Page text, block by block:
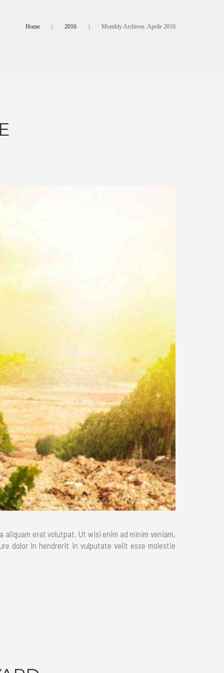
Home 2016 Monthly Archives: Aprile 2016
erat volutpat. Ut wisi enim ad minim veniam,
dolor in hendrerit in vulputate velit esse molestie